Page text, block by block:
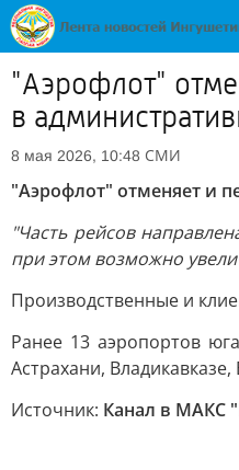
"Аэрофлот"
в
8 мая 2026, 10:48 СМИ
"Аэрофлот" отменяет и
"Часть рейсов
при этом возможно
Производственные и
Ранее 13 аэропортов
Астрахани,
Источник: Канал в МАКС